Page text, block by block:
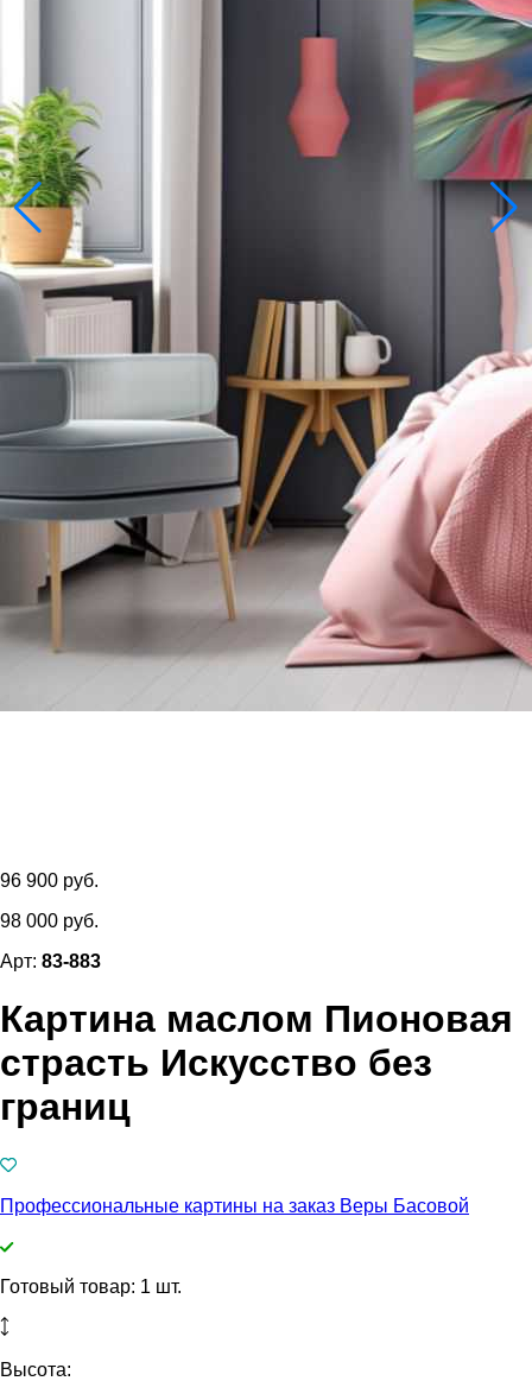
96 900 руб.
98 000 руб.
Арт: 83-883
Картина маслом Пионовая
страсть Искусство без
границ
Профессиональные картины на заказ Веры Басовой
Готовый товар: 1 шт.
Высота: